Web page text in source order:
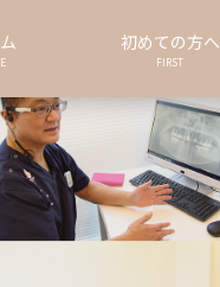
初めての方へ
FIRST